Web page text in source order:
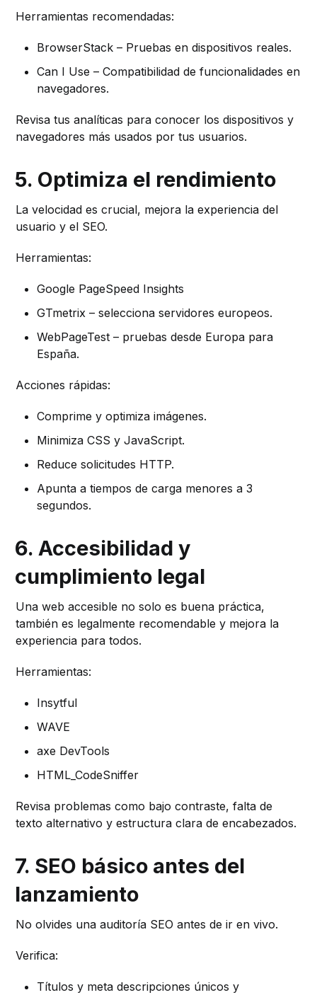
Herramientas recomendadas:
BrowserStack – Pruebas en dispositivos reales.
Can I Use – Compatibilidad de funcionalidades en
navegadores.
Revisa tus analíticas para conocer los dispositivos y
navegadores más usados por tus usuarios.
5. Optimiza el rendimiento
La velocidad es crucial, mejora la experiencia del
usuario y el SEO.
Herramientas:
Google PageSpeed Insights
GTmetrix – selecciona servidores europeos.
WebPageTest – pruebas desde Europa para
España.
Acciones rápidas:
Comprime y optimiza imágenes.
Minimiza CSS y JavaScript.
Reduce solicitudes HTTP.
Apunta a tiempos de carga menores a 3
segundos.
6. Accesibilidad y
cumplimiento legal
Una web accesible no solo es buena práctica,
también es legalmente recomendable y mejora la
experiencia para todos.
Herramientas:
Insytful
WAVE
axe DevTools
HTML_CodeSniffer
Revisa problemas como bajo contraste, falta de
texto alternativo y estructura clara de encabezados.
7. SEO básico antes del
lanzamiento
No olvides una auditoría SEO antes de ir en vivo.
Verifica:
Títulos y meta descripciones únicos y